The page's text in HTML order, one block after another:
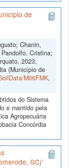
de
Chanin,
Cristina;
2023,
(Município de
M06FMK,
do Sistema
e mantido pela
Agropecuária
Concórdia
SC)'